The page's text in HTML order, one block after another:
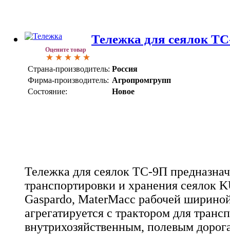
Оцените товар
Тележка для сеялок
Страна-производитель: Россия
Фирма-производитель: Агропромгрупп
Состояние:
Новое
Тележка для сеялок ТС-9П
транспортировки и хранения сеялок
Gaspardo, MaterMacc рабочей
агрегатируется с трактором для
внутрихозяйственным, полевым